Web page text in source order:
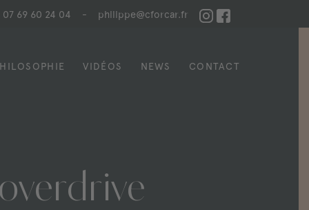
07 69 60 24 04 - philippe@cforcar.fr
VIDÉOS NEWS CONTACT